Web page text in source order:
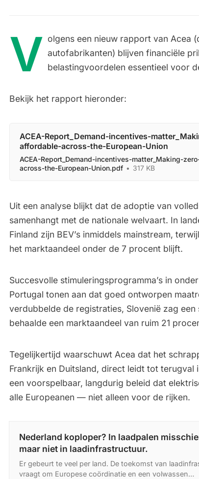
V olgens een nieuw rapport van Acea
autofabrikanten) blijven financiële
belastingvoordelen essentieel voor
Bekijk het rapport hieronder:
ACEA-Report_Demand-incentives-
affordable-across-the-European-Union
ACEA-Report_Demand-incentives-matter_Making-
across-the-European-Union.pdf
317 KB
Uit een analyse blijkt dat de adoptie van
samenhangt met de nationale welvaart. In
Finland zijn BEV’s inmiddels mainstream,
het marktaandeel onder de 7 procent blijft.
Succesvolle stimuleringsprogramma’s in
Portugal tonen aan dat goed ontworpen
verdubbelde de registraties, Slovenië zag
behaalde een marktaandeel van ruim 21
Tegelijkertijd waarschuwt Acea dat het
Frankrijk en Duitsland, direct leidt tot
een voorspelbaar, langdurig beleid dat
alle Europeanen — niet alleen voor de rijken.
Nederland koploper? In laadpalen
maar niet in laadinfrastructuur.
Er gebeurt te veel per land. De toekomst van
vraagt om Europese coördinatie en een volwassen